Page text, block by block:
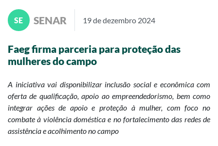
SE SENAR 19 de dezembro 2024
Faeg firma parceria para proteção das
mulheres do campo
A iniciativa vai disponibilizar inclusão social e econômica com
oferta de qualificação, apoio ao empreendedorismo, bem como
integrar ações de apoio e proteção à mulher, com foco no
combate à violência doméstica e no fortalecimento das redes de
assistência e acolhimento no campo